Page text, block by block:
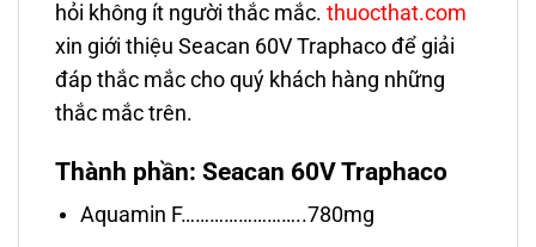
hỏi không ít người thắc mắc. thuocthat.com
xin giới thiệu Seacan 60V Traphaco để giải
đáp thắc mắc cho quý khách hàng những
thắc mắc trên.
Thành phần: Seacan 60V Traphaco
Aquamin F……………………..780mg